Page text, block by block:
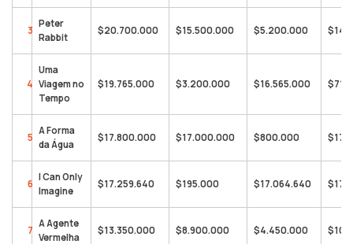
3
Peter
Rabbit
$20.700.000 $15.500.000 $5.200.000
4
Uma
Viagem no
Tempo
$19.765.000 $3.200.000 $16.565.000
5
A Forma
da Água
$17.800.000 $17.000.000 $800.000
6
I Can Only
Imagine
$17.259.640 $195.000 $17.064.640
7
A Agente
Vermelha
$13.350.000 $8.900.000 $4.450.000